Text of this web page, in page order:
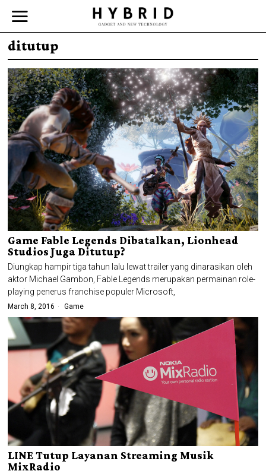
ditutup
Game Fable Legends Dibatalkan, Lionhead
Studios Juga Ditutup?
Diungkap hampir tiga tahun lalu lewat trailer yang dinarasikan oleh
aktor Michael Gambon, Fable Legends merupakan permainan role-
playing penerus franchise populer Microsoft,
March 8, 2016 Game
LINE Tutup Layanan Streaming Musik
MixRadio